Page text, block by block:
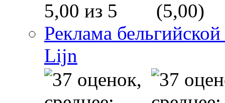
(5,00)
Реклама
Lijn